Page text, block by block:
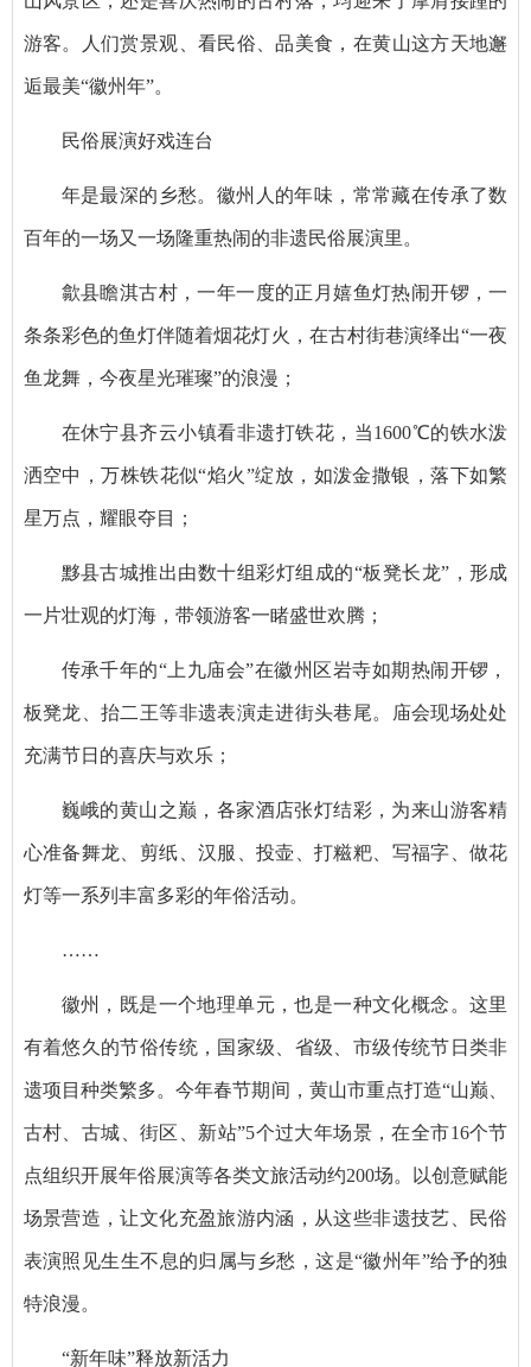
游客。人们赏景观、看民俗、品美食，在黄山这方天地邂
逅最美“徽州年”。
民俗展演好戏连台
年是最深的乡愁。徽州人的年味，常常藏在传承了数
百年的一场又一场隆重热闹的非遗民俗展演里。
歙县瞻淇古村，一年一度的正月嬉鱼灯热闹开锣，一
条条彩色的鱼灯伴随着烟花灯火，在古村街巷演绎出“一夜
鱼龙舞，今夜星光璀璨”的浪漫；
在休宁县齐云小镇看非遗打铁花，当1600℃的铁水泼
洒空中，万株铁花似“焰火”绽放，如泼金撒银，落下如繁
星万点，耀眼夺目；
黟县古城推出由数十组彩灯组成的“板凳长龙”，形成
一片壮观的灯海，带领游客一睹盛世欢腾；
传承千年的“上九庙会”在徽州区岩寺如期热闹开锣，
板凳龙、抬二王等非遗表演走进街头巷尾。庙会现场处处
充满节日的喜庆与欢乐；
巍峨的黄山之巅，各家酒店张灯结彩，为来山游客精
心准备舞龙、剪纸、汉服、投壶、打糍粑、写福字、做花
灯等一系列丰富多彩的年俗活动。
……
徽州，既是一个地理单元，也是一种文化概念。这里
有着悠久的节俗传统，国家级、省级、市级传统节日类非
遗项目种类繁多。今年春节期间，黄山市重点打造“山巅、
古村、古城、街区、新站”5个过大年场景，在全市16个节
点组织开展年俗展演等各类文旅活动约200场。以创意赋能
场景营造，让文化充盈旅游内涵，从这些非遗技艺、民俗
表演照见生生不息的归属与乡愁，这是“徽州年”给予的独
特浪漫。
“新年味”释放新活力